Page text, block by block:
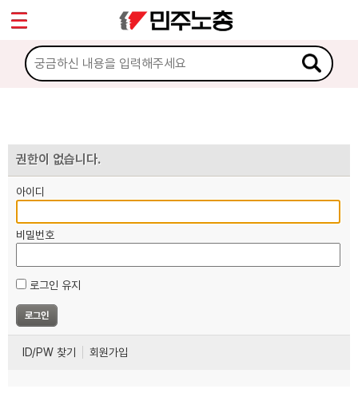
권한이 없습니다.
아이디
비밀번호
로그인 유지
ID/PW 찾기 회원가입
마이페이지
소개
노동상담
자료
부설기관
업무